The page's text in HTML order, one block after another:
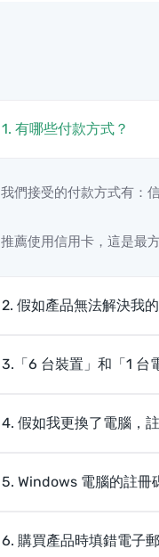
1. 有哪些付款方式？
我們接受的付款方式有：
推薦使用信用卡，這是最
2. 假如產品無法解決我
3.「6 台裝置」和「1 台
4. 假如我更換了電腦，
5. Windows 電腦的註冊
6. 購買產品時填錯電子